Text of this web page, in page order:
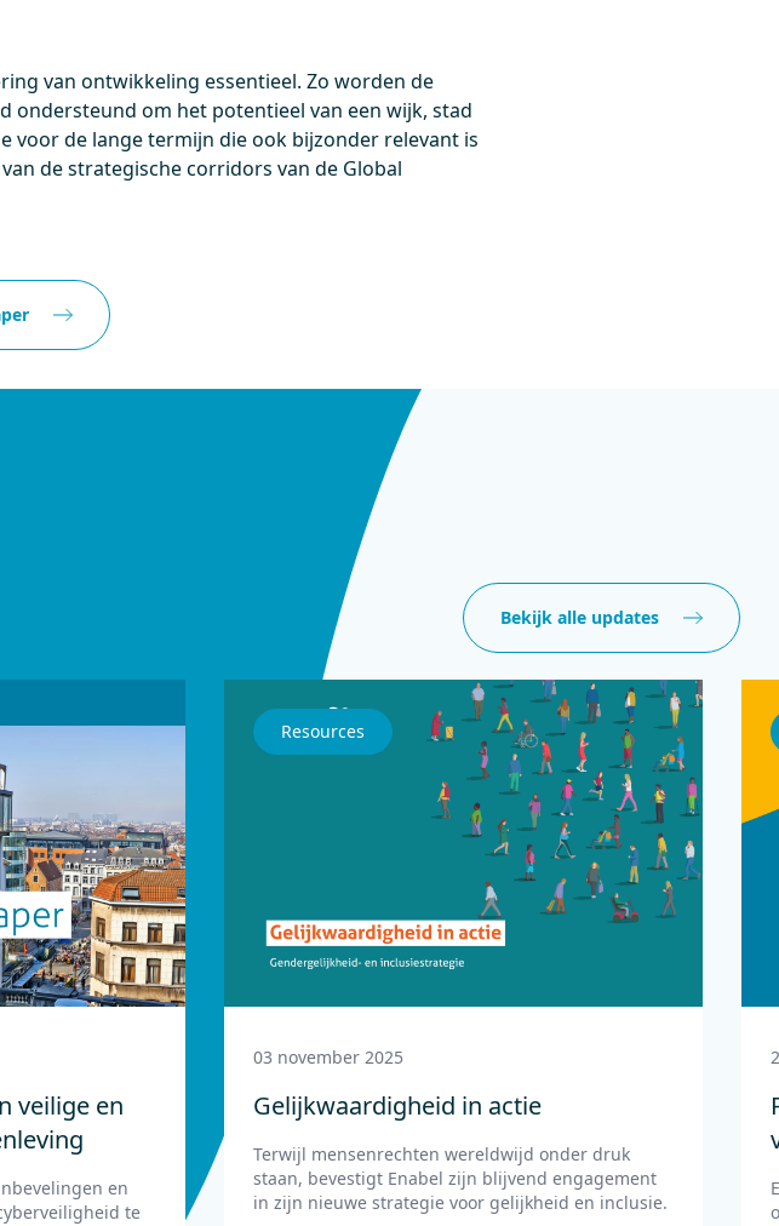
van ontwikkeling essentieel. Zo worden de
ondersteund om het potentieel van een wijk, stad
voor de lange termijn die ook bijzonder relevant is
de strategische corridors van de Global
Bekijk alle updates
veilige en
en
te
Resources
03 november 2025
Gelijkwaardigheid in actie
Terwijl mensenrechten wereldwijd onder druk
staan, bevestigt Enabel zijn blijvend engagement
in zijn nieuwe strategie voor gelijkheid en inclusie.